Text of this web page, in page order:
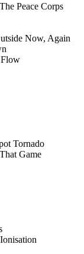
Peace Corps
Now, Again
Flow
Tornado
Game
Ionisation